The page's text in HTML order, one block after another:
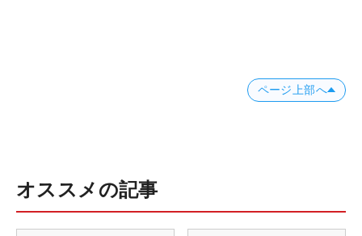
ページ上部へ
オススメの記事